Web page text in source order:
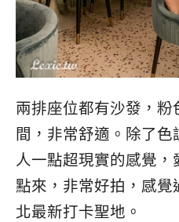
兩排座位都有沙發，粉
間，非常舒適。除了
人一點超現實的感覺
點來，非常好拍，感覺
北最新打卡聖地。